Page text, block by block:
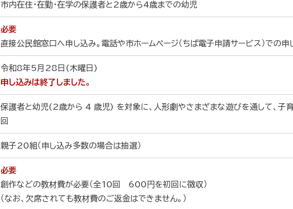
市内在住・在勤・在学の保護者と2歳から4歳までの幼児
必要
直接公民館窓口へ申し込み。電話や市ホームページ（ちば電子申請サービス）での申
令和8年5月28日(木曜日)
申し込みは終了しました。
保護者と幼児(2歳から 4 歳児) を対象に、人形劇やさまざまな遊びを通して、子
回
親子20組（申し込み多数の場合は抽選）
必要
創作などの教材費が必要（全10回 600円を初回に徴収）
（なお、欠席されても教材費のご返金はできません。）